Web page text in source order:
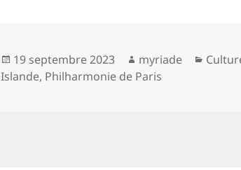
Publié
le
19 septembre 2023 Auteur
myriade
Islande, Philharmonie de Paris